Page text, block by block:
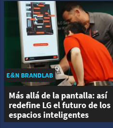
E&N BRANDLAB
Más allá de la pantalla: así
redefine LG el futuro de los
espacios inteligentes